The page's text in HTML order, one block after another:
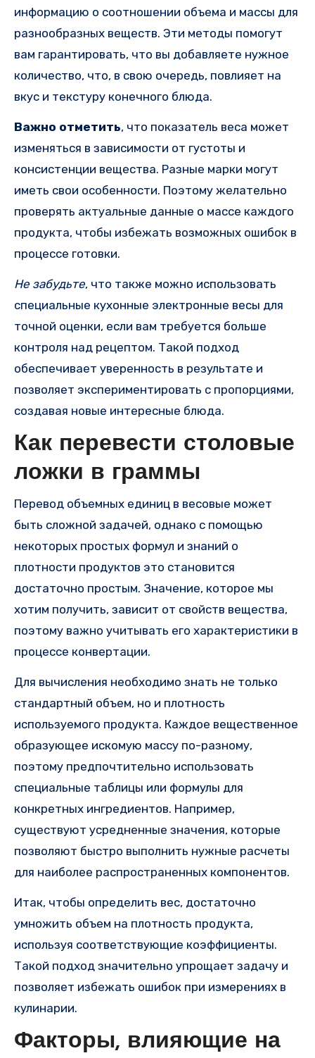
информацию о соотношении объема и массы для
разнообразных веществ. Эти методы помогут
вам гарантировать, что вы добавляете нужное
количество, что, в свою очередь, повлияет на
вкус и текстуру конечного блюда.
Важно отметить, что показатель веса может
изменяться в зависимости от густоты и
консистенции вещества. Разные марки могут
иметь свои особенности. Поэтому желательно
проверять актуальные данные о массе каждого
продукта, чтобы избежать возможных ошибок в
процессе готовки.
Не забудьте, что также можно использовать
специальные кухонные электронные весы для
точной оценки, если вам требуется больше
контроля над рецептом. Такой подход
обеспечивает уверенность в результате и
позволяет экспериментировать с пропорциями,
создавая новые интересные блюда.
Как перевести столовые
ложки в граммы
Перевод объемных единиц в весовые может
быть сложной задачей, однако с помощью
некоторых простых формул и знаний о
плотности продуктов это становится
достаточно простым. Значение, которое мы
хотим получить, зависит от свойств вещества,
поэтому важно учитывать его характеристики в
процессе конвертации.
Для вычисления необходимо знать не только
стандартный объем, но и плотность
используемого продукта. Каждое вещественное
образующее искомую массу по-разному,
поэтому предпочтительно использовать
специальные таблицы или формулы для
конкретных ингредиентов. Например,
существуют усредненные значения, которые
позволяют быстро выполнить нужные расчеты
для наиболее распространенных компонентов.
Итак, чтобы определить вес, достаточно
умножить объем на плотность продукта,
используя соответствующие коэффициенты.
Такой подход значительно упрощает задачу и
позволяет избежать ошибок при измерениях в
кулинарии.
Факторы, влияющие на